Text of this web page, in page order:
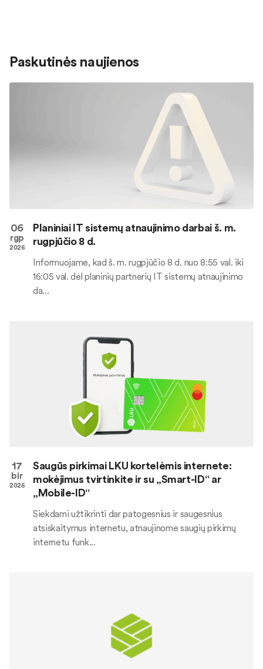
Paskutinės naujienos
06
rgp
2026
Planiniai IT sistemų atnaujinimo darbai š. m.
rugpjūčio 8 d.
Informuojame, kad š. m. rugpjūčio 8 d. nuo 8:55 val. iki
16:05 val. dėl planinių partnerių IT sistemų atnaujinimo
da...
17
bir
2026
Saugūs pirkimai LKU kortelėmis internete:
mokėjimus tvirtinkite ir su „Smart-ID“ ar
„Mobile-ID“
Siekdami užtikrinti dar patogesnius ir saugesnius
atsiskaitymus internetu, atnaujinome saugių pirkimų
internetu funk...